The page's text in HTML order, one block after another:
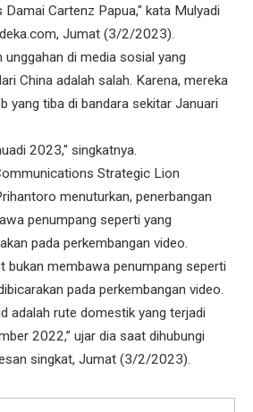
Cartenz Papua," kata Mulyadi
Jumat (3/2/2023).
unggahan di media sosial yang
China adalah salah. Karena, mereka
yang tiba di bandara sekitar Januari
2023," singkatnya.
Strategic Lion
menuturkan, penerbangan
penumpang seperti yang
pada perkembangan video.
bukan membawa penumpang seperti
pada perkembangan video.
adalah rute domestik yang terjadi
2022,” ujar dia saat dihubungi
singkat, Jumat (3/2/2023).